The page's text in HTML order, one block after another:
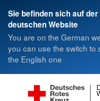
Sie befinden sich auf der
deutschen Website
You are on the German
you can use the switch to
the English one